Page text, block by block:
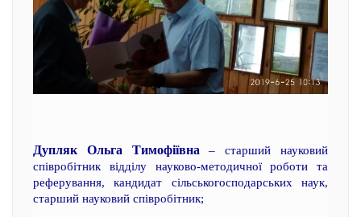
Дупляк Ольга Тимофіївна – старший науковий
співробітник відділу науково-методичної роботи та
реферування, кандидат сільськогосподарських наук,
старший науковий співробітник;